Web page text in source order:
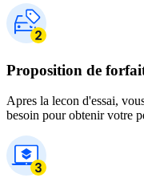
Proposition de
Apres la lecon d'essai,
besoin pour obtenir votre